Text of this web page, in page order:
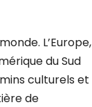
L’Europe,
du Sud
culturels et
de